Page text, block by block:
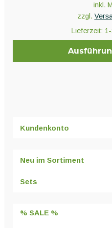
inkl.
zzgl.
Lieferzeit:
auf.
auf
gewählt
Kundenkonto
Neu im Sortiment
Sets
% SALE %